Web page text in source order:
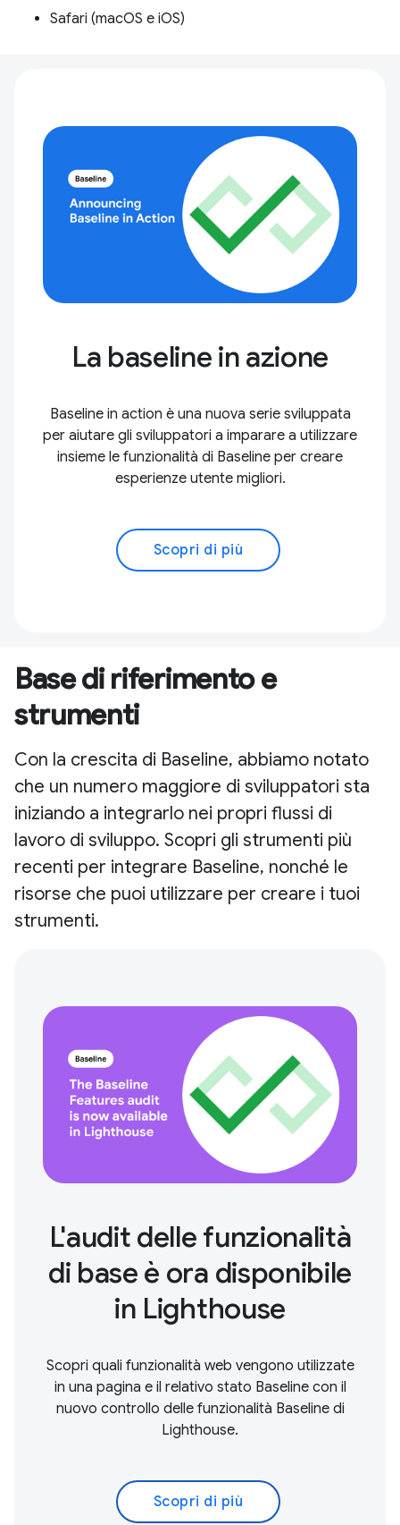
Safari (macOS e iOS)
La baseline in azione
Baseline in action è una nuova serie sviluppata
per aiutare gli sviluppatori a imparare a utilizzare
insieme le funzionalità di Baseline per creare
esperienze utente migliori.
Scopri di più
Base di riferimento e
strumenti
Con la crescita di Baseline, abbiamo notato
che un numero maggiore di sviluppatori sta
iniziando a integrarlo nei propri flussi di
lavoro di sviluppo. Scopri gli strumenti più
recenti per integrare Baseline, nonché le
risorse che puoi utilizzare per creare i tuoi
strumenti.
L'audit delle funzionalità
di base è ora disponibile
in Lighthouse
Scopri quali funzionalità web vengono utilizzate
in una pagina e il relativo stato Baseline con il
nuovo controllo delle funzionalità Baseline di
Lighthouse.
Scopri di più